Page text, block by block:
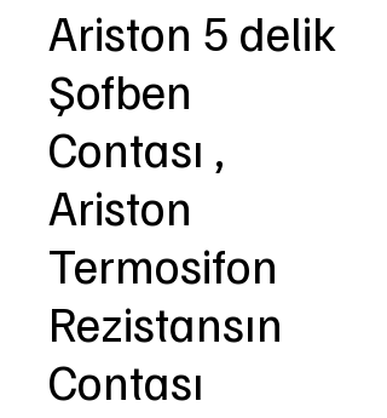
Ariston 5 delik
Şofben
Contası ,
Ariston
Termosifon
Rezistansın
Contası